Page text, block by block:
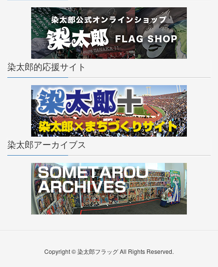
染太郎的応援サイト
染太郎アーカイブス
Copyright © 染太郎フラッグ All Rights Reserved.